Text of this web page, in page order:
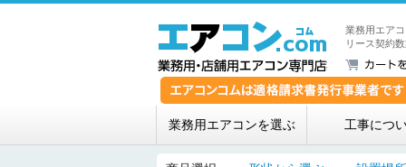
業務用エア
リース契約
業務用エアコンを選ぶ 工事につ